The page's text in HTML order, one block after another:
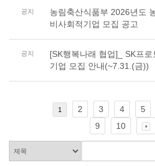
공지
농림축산식품부 2026년도
비사회적기업 모집 공고
공지
[SK행복나래 협업]_ SK프로
기업 모집 안내(~7.31.(금))
1 2 3 4 5
9
10